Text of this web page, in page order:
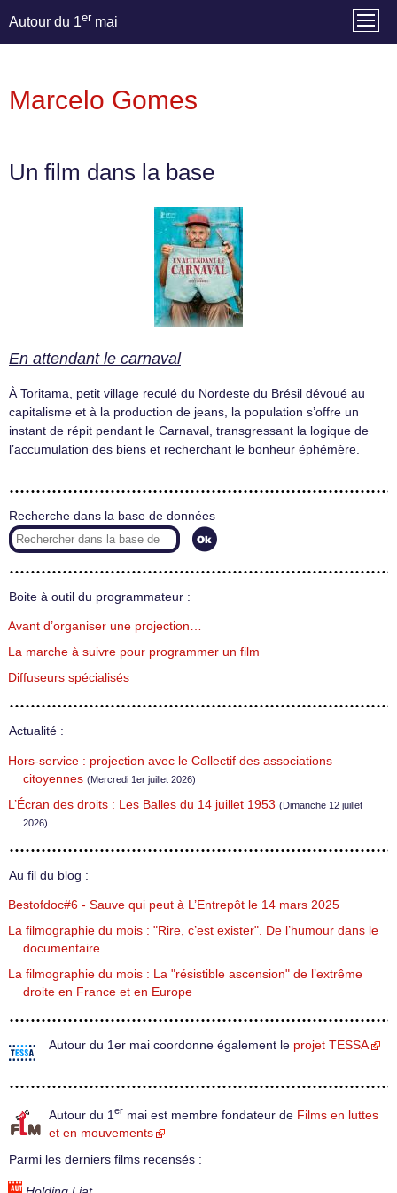
Autour du 1er mai
Marcelo Gomes
Un film dans la base
En attendant le carnaval
À Toritama, petit village reculé du Nordeste du Brésil dévoué au
capitalisme et à la production de jeans, la population s’offre un
instant de répit pendant le Carnaval, transgressant la logique de
l’accumulation des biens et recherchant le bonheur éphémère.
Recherche dans la base de données
Boite à outil du programmateur :
Avant d’organiser une projection…
La marche à suivre pour programmer un film
Diffuseurs spécialisés
Actualité :
Hors-service : projection avec le Collectif des associations
citoyennes (Mercredi 1er juillet 2026)
L’Écran des droits : Les Balles du 14 juillet 1953 (Dimanche 12 juillet
2026)
Au fil du blog :
Bestofdoc#6 - Sauve qui peut à L’Entrepôt le 14 mars 2025
La filmographie du mois : "Rire, c’est exister". De l’humour dans le
documentaire
La filmographie du mois : La "résistible ascension" de l’extrême
droite en France et en Europe
Autour du 1er mai coordonne également le projet TESSA
Autour du 1 er mai est membre fondateur de Films en luttes
et en mouvements
Parmi les derniers films recensés :